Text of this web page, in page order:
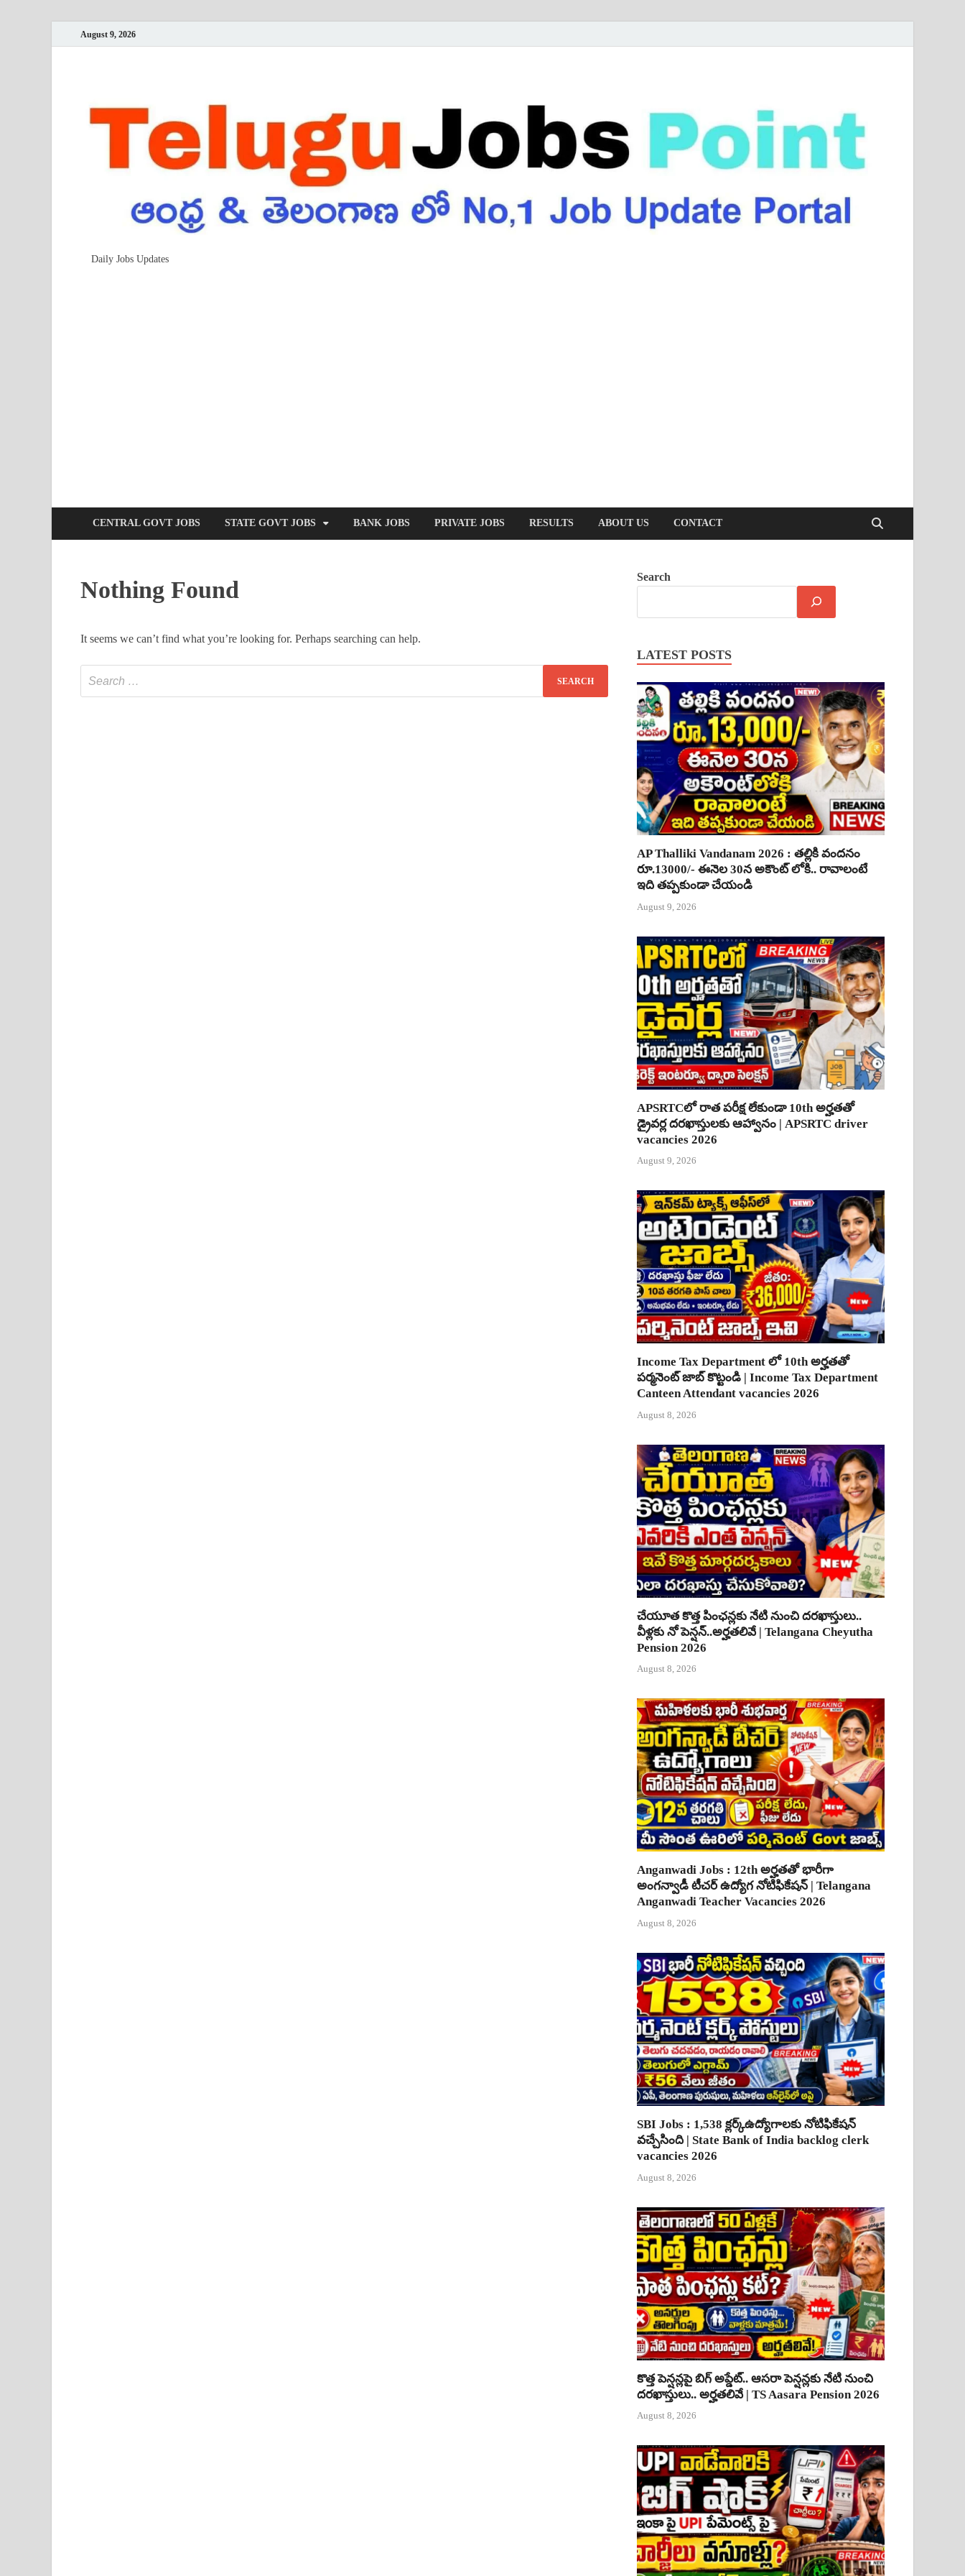
August 9, 2026
Daily Jobs Updates
CENTRAL GOVT JOBS STATE GOVT JOBS BANK JOBS PRIVATE JOBS RESULTS ABOUT US CONTACT
Nothing Found
It seems we can’t find what you’re looking for. Perhaps searching can help.
Search
LATEST POSTS
AP Thalliki Vandanam 2026 : తల్లికి వందనం
రూ.13000/- ఈనెల 30న అకౌంట్ లోకి.. రావాలంటే
ఇది తప్పకుండా చేయండి
August 9, 2026
APSRTCలో రాత పరీక్ష లేకుండా 10th అర్హతతో
డ్రైవర్ల దరఖాస్తులకు ఆహ్వానం | APSRTC driver
vacancies 2026
August 9, 2026
Income Tax Department లో 10th అర్హతతో
పర్మనెంట్ జాబ్ కొట్టండి | Income Tax Department
Canteen Attendant vacancies 2026
August 8, 2026
చేయూత కొత్త పింఛన్లకు నేటి నుంచి దరఖాస్తులు..
వీళ్లకు నో పెన్షన్..అర్హతలివే | Telangana Cheyutha
Pension 2026
August 8, 2026
Anganwadi Jobs : 12th అర్హతతో భారీగా
అంగన్వాడీ టీచర్ ఉద్యోగ నోటిఫికేషన్ | Telangana
Anganwadi Teacher Vacancies 2026
August 8, 2026
SBI Jobs : 1,538 క్లర్క్ఉద్యోగాలకు నోటిఫికేషన్
వచ్చేసింది | State Bank of India backlog clerk
vacancies 2026
August 8, 2026
కొత్త పెన్షన్లపై బిగ్ అప్డేట్.. ఆసరా పెన్షన్లకు నేటి నుంచి
దరఖాస్తులు.. అర్హతలివే | TS Aasara Pension 2026
August 8, 2026